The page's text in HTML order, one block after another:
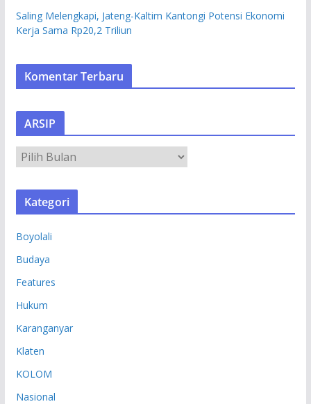
Saling Melengkapi, Jateng-Kaltim Kantongi Potensi Ekonomi
Kerja Sama Rp20,2 Triliun
Komentar Terbaru
ARSIP
R
S
Kategori
Boyolali
Budaya
Features
Hukum
Karanganyar
Klaten
KOLOM
Nasional